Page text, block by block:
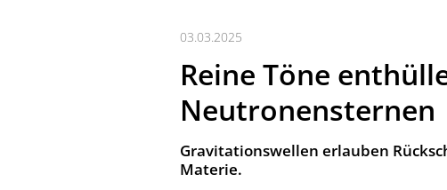
03.03.2025
Reine Töne
Neutronensternen
Gravitationswellen erlauben
Materie.